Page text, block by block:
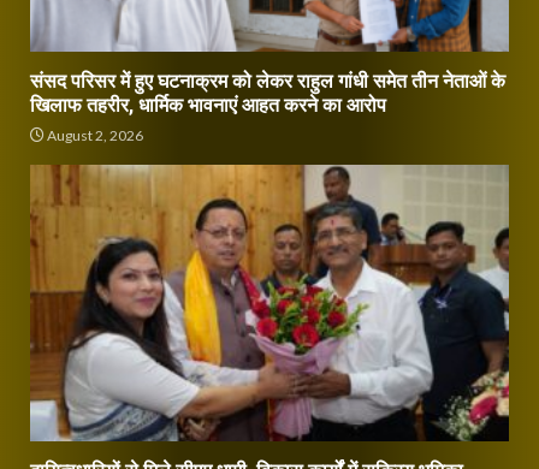
संसद परिसर में हुए घटनाक्रम को लेकर राहुल गांधी समेत तीन नेताओं के
खिलाफ तहरीर, धार्मिक भावनाएं आहत करने का आरोप
August 2, 2026